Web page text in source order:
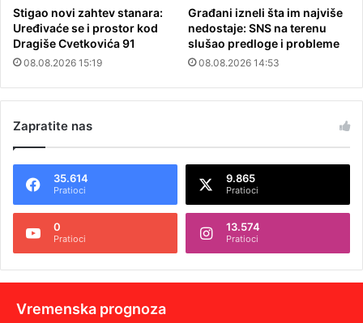
Stigao novi zahtev stanara:
Uređivaće se i prostor kod
Dragiše Cvetkovića 91
08.08.2026 15:19
Građani izneli šta im najviše
nedostaje: SNS na terenu
slušao predloge i probleme
08.08.2026 14:53
Zapratite nas
35.614
Pratioci
9.865
Pratioci
0
Pratioci
13.574
Pratioci
Vremenska prognoza